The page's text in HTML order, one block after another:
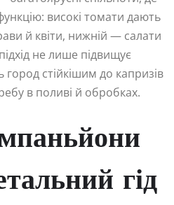
високі томати дають
й квіти, нижній — салати
не лише підвищує
стійкішим до капризів
в поливі й обробках.
гід